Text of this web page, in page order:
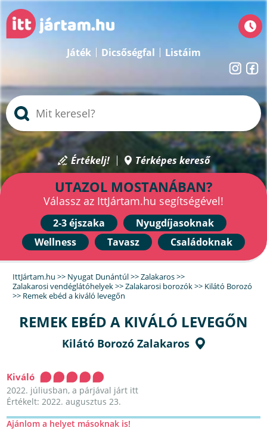
Játék Dicsőségfal Listáim
Értékelj! Térképes kereső
UTAZOL MOSTANÁBAN?
Válassz az IttJártam.hu segítségével!
2-3 éjszaka
Nyugdíjasoknak
Wellness
Tavasz Családoknak
IttJártam.hu >> Nyugat Dunántúl>>Zalakaros>>
Zalakarosi vendéglátóhelyek>>Zalakarosi borozók>> Kilátó Borozó
>> Remek ebéd a kiváló levegőn
REMEK EBÉD A KIVÁLÓ LEVEGŐN
Kilátó Borozó Zalakaros
Kiváló
2022. júliusban, a párjával járt itt
Értékelt: 2022. augusztus 23.
Ajánlom a helyet másoknak is!